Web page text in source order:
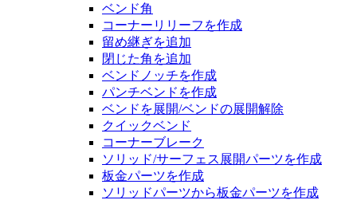
ベンド角
コーナーリリーフを作成
留め継ぎを追加
閉じた角を追加
ベンドノッチを作成
パンチベンドを作成
ベンドを展開/ベンドの展開解除
クイックベンド
コーナーブレーク
ソリッド/サーフェス展開パーツを作成
板金パーツを作成
ソリッドパーツから板金パーツを作成